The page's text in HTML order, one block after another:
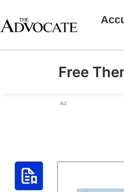
Free
Ad